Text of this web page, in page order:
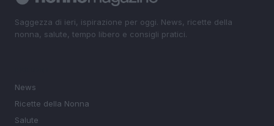
Saggezza di ieri, ispirazione per oggi. News, ricette della
nonna, salute, tempo libero e consigli pratici.
News
Ricette della Nonna
Salute